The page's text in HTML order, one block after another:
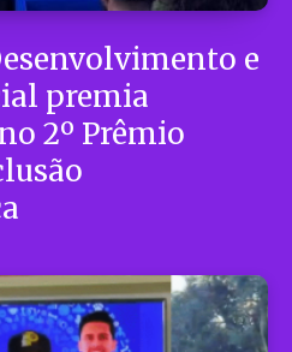
e
premia
2º Prêmio